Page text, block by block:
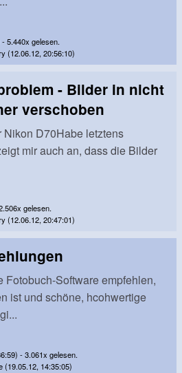
5.440x gelesen.
(12.06.12, 20:56:10)
- Bilder in nicht
verschoben
Nikon D70Habe letztens
mir auch an, dass die Bilder
gelesen.
(12.06.12, 20:47:01)
Fotobuch-Software empfehlen,
ist und schöne, hcohwertige
- 3.061x gelesen.
(19.05.12, 14:35:05)